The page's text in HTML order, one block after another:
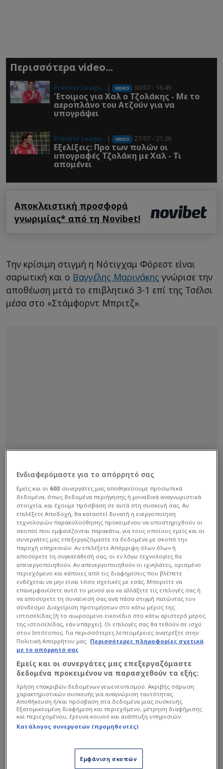
Περισσότερα video...
Premier Leagu... | VIDEO 30/07 - 16:49
Έτοιμος για Χαλ ο Τζολάκης - Με το
αεροπλάνο του Ατζούν για να
υπογράψει
Premier Leagu... | VIDEO 27/07 - 21:26
Εξελίξεις: Προ των πυλών οι
υπογραφές Τζολάκη με Χαλ - Τι
απομένει
Αποκλειστική προσφορά
γνωριμίας* από τη Novibet!
Την κρίσιμη στιγμή η Νότιγχαμ Φόρεστ είναι
σαρωτική και ο Βαγγέλης Μαρινάκης γνώρισε την
αποθέωση μετά το επιβλητικό 3-1 επί της Τσέλσι
μέσα στο «Στάμφορντ Μπριτζ».
Ο πρόεδρος του Ολυμπιακού, που είναι και
ιδιοκτήτης της αγγλικής ομάδας, ήταν περιχαρής
μετά το τέλος του αγώνα δίνοντας το «παρών»
στο γήπεδο των Λονδρέζων, με τους οπαδούς
της Νότιγχαμ να τον επευφημούν.
Διαβάστε επίσης...
Θα πουλήσει παίκτη στη
Μάντσεστερ Σίτι ο
Ενδιαφερόμαστε για το απόρρητό σας
Εμείς και οι 603 συνεργάτες μας αποθηκεύουμε προσωπικά
δεδομένα, όπως δεδομένα περιήγησης ή μοναδικά αναγνωριστικά
στοιχεία, και έχουμε πρόσβαση σε αυτά στη συσκευή σας. Αν
επιλέξετε Αποδοχή, θα καταστεί δυνατή η ενεργοποίηση
τεχνολογιών παρακολούθησης προκειμένου να υποστηριχθούν οι
σκοποί που εμφανίζονται παρακάτω, για τους οποίους εμείς και οι
συνεργάτες μας επεξεργαζόμαστε τα δεδομένα με σκοπό την
παροχή υπηρεσιών. Αν επιλέξετε Απόρριψη όλων όλων ή
αποσύρετε τη συγκατάθεσή σας, οι εν λόγω τεχνολογίες θα
απενεργοποιηθούν. Αν απενεργοποιηθούν οι ιχνηλάτες, ορισμένο
περιεχόμενο και κάποιες από τις διαφημίσεις που βλέπετε
ενδέχεται να μην είναι τόσο σχετικές με εσάς. Μπορείτε να
επανεμφανίσετε αυτό το μενού για να αλλάξετε τις επιλογές σας ή
να αποσύρετε τη συναίνεσή σας ανά πάσα στιγμή πατώντας τον
σύνδεσμο Διαχείριση προτιμήσεων στο κάτω μέρος της
ιστοσελίδας [ή το αιωρούμενο εικονίδιο στο κάτω αριστερό μέρος
της ιστοσελίδας, εάν υπάρχει]. Οι επιλογές σας θα τεθούν σε ισχύ
στον Ιστότοπος. Για περισσότερες λεπτομέρειες ανατρέξτε στην
Πολιτική Απορρήτου μας. Περισσότερες πληροφορίες σχετικά
με το απόρρητό σας
Εμείς και οι συνεργάτες μας επεξεργαζόμαστε
δεδομένα προκειμένου να παρασχεθούν τα εξής:
Χρήση επακριβών δεδομένων γεωεντοπισμού. Ακριβής σάρωση
χαρακτηριστικών συσκευής για αναγνώριση ταυτότητας.
Αποθήκευση ή/και πρόσβαση στα δεδομένα μιας συσκευής.
Εξατομικευμένη διαφήμιση και περιεχόμενο, μέτρηση διαφήμισης
και περιεχομένου, έρευνα κοινού και ανάπτυξη υπηρεσιών.
Κατάλογος συνεργατών (προμηθευτές)
Εμφάνιση σκοπών